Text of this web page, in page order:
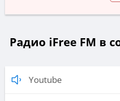
Радио iFree FM в
Youtube